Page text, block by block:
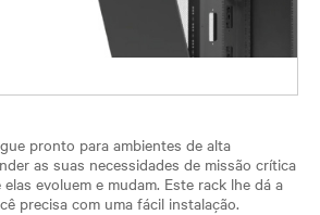
pronto para ambientes de alta
as suas necessidades de missão crítica
evoluem e mudam. Este rack lhe dá a
precisa com uma fácil instalação.